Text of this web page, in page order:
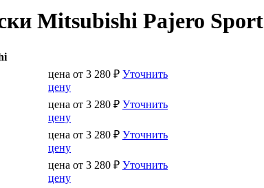
Mitsubishi Pajero Sport
цена от 3 280 ₽ Уточнить
цену
цена от 3 280 ₽ Уточнить
цену
цена от 3 280 ₽ Уточнить
цену
цена от 3 280 ₽ Уточнить
цену